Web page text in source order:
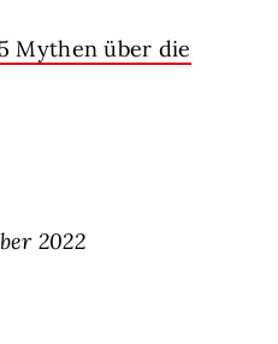
Mythen über die
2022